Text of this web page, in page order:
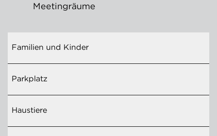
Meeting­räume
Familien und Kinder
Parkplatz
Haustiere